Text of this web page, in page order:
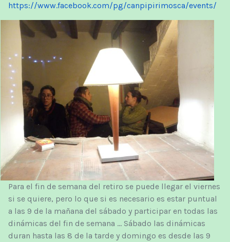
https://www.facebook.com/pg/canpipirimosca/events/
Para el fin de semana del retiro se puede llegar el viernes
si se quiere, pero lo que si es necesario es estar puntual
a las 9 de la mañana del sábado y participar en todas las
dinámicas del fin de semana ... Sábado las dinámicas
duran hasta las 8 de la tarde y domingo es desde las 9